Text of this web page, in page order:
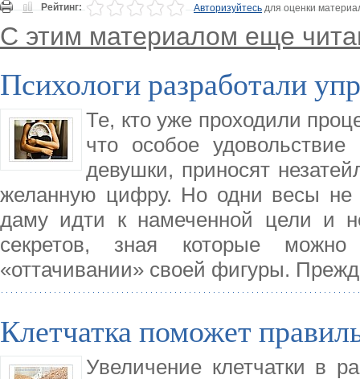
Рейтинг: Авторизуйтесьдля оценки
С этим материалом еще
Психологи разработали
Те, кто уже проходили
что особое
девушки, приносят
желанную цифру. Но одни весы не
даму идти к намеченной цели и
секретов, зная которые
«оттачивании» своей фигуры.
Клетчатка поможет
Увеличение клетчатки в